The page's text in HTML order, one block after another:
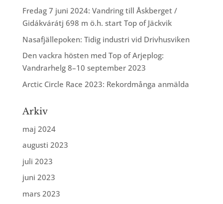
Fredag 7 juni 2024: Vandring till Åskberget /
Gidákvárátj 698 m ö.h. start Top of Jäckvik
Nasafjällepoken: Tidig industri vid Drivhusviken
Den vackra hösten med Top of Arjeplog:
Vandrarhelg 8–10 september 2023
Arctic Circle Race 2023: Rekordmånga anmälda
Arkiv
maj 2024
augusti 2023
juli 2023
juni 2023
mars 2023